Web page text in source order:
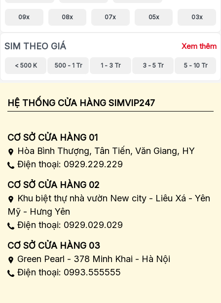
09x 08x 07x 05x 03x
SIM THEO GIÁ Xem thêm
< 500 K 500 - 1 Tr 1 - 3 Tr 3 - 5 Tr 5 - 10 Tr
HỆ THỐNG CỬA HÀNG SIMVIP247
CƠ SỞ CỬA HÀNG 01
Hòa Bình Thượng, Tân Tiến, Văn Giang, HY
Điện thoại: 0929.229.229
CƠ SỞ CỬA HÀNG 02
Khu biệt thự nhà vườn New city - Liêu Xá - Yên
Mỹ - Hưng Yên
Điện thoại: 0929.029.029
CƠ SỞ CỬA HÀNG 03
Green Pearl - 378 Minh Khai - Hà Nội
Điện thoại: 0993.555555